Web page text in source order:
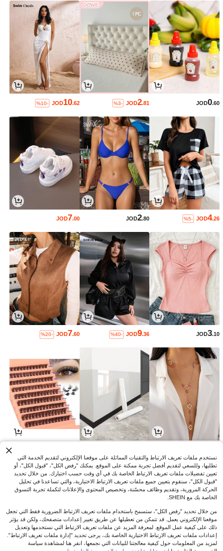
JOD0.60
JOD2.81
%3-
JOD10.62
%10-
JOD4.26
%5-
JOD2.80
JOD7.00
JOD3.10
JOD9.36
%40-
JOD7.60
%20-
نستخدم ملفات تعريف الارتباط والتقنيات المماثلة على موقعنا الإلكتروني لتقديم الخدمة التي
تطلبها، وللسعي لتقديم أفضل تجربة ممكنة على الموقع. يمكنك "رفض الكل"، "قبول الكل"، أو
تعيين تفضيلات ملفات تعريف الارتباط الخاصة بك في أي وقت حسب اختيارك. من خلال تحديد
"قبول الكل"، سنقوم بتعيين جميع ملفات تعريف الارتباط الاختيارية، والتي تساعدنا في تحليل
الحركة المرورية، وتقديم وظائف محسّنة، وتخصيص المحتوى والإعلانات لتكملة تجربة التسوق
الخاصة بك مع SHEIN.
من خلال تحديد "رفض الكل"، ستسمح باستخدام ملفات تعريف الارتباط الضرورية فقط التي تجعل
موقعنا الإلكتروني يعمل. قد تتمكن من تعطيلها عن طريق تغيير إعدادات متصفحك، ولكن قد يؤثر
ذلك على كيفية عمل الموقع. لمعرفة المزيد عن ملفات تعريف الارتباط التي نستخدمها وتعديل
إعدادات ملفات تعريف الارتباط الاختيارية الخاصة بك، يرجى تحديد "إدارة ملفات تعريف الارتباط".
لمزيد من المعلومات حول كيفية معالجتنا للبيانات التي نجمعها، انقر هنا لمشاهدة سياسة